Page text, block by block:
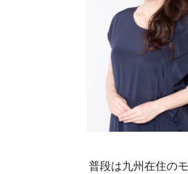
普段は九州在住の